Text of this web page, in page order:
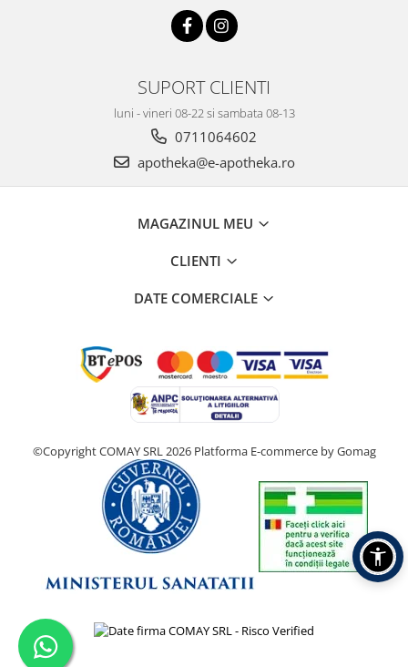
SUPORT CLIENTI
luni - vineri 08-22 si sambata 08-13
0711064602
apotheka@e-apotheka.ro
MAGAZINUL MEU
CLIENTI
DATE COMERCIALE
©Copyright COMAY SRL 2026 Platforma E-commerce by Gomag